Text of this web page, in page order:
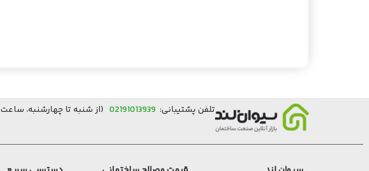
تلفن پشتیبانی: 02191013939(از شنبه تا چهارشنبه، ساعت ۸ الی ۱۶ و روزهای پنجشنبه از ۸ الی ۱۲:۳۰ پاسخگوی شما هستیم.)